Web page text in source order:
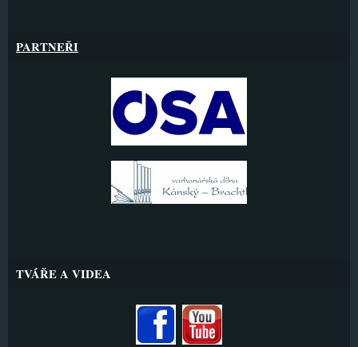
PARTNEŘI
TVÁŘE A VIDEA